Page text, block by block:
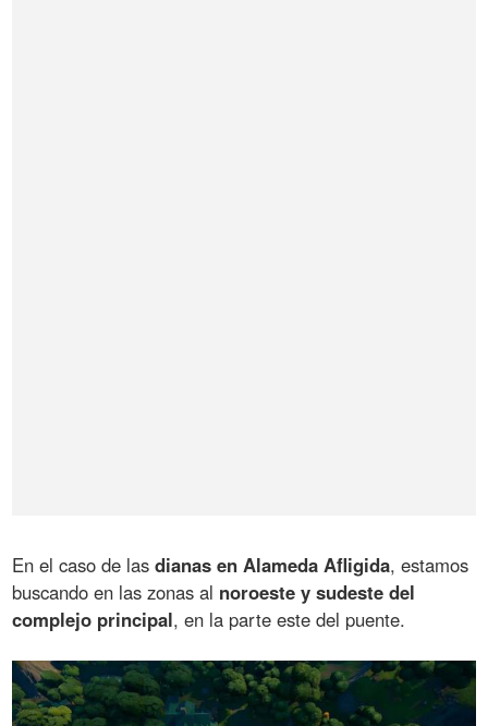
En el caso de lasdianas en Alameda Afligida, estamos
buscando en las zonas al noroeste y sudeste del
complejo principal, en la parte este del puente.